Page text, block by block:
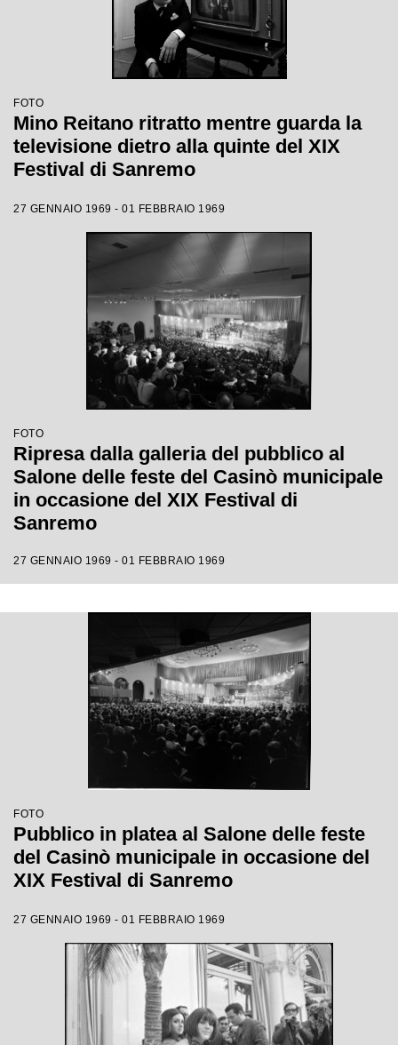
FOTO
Mino Reitano ritratto mentre guarda la
televisione dietro alla quinte del XIX
Festival di Sanremo
27 GENNAIO 1969 - 01 FEBBRAIO 1969
FOTO
Ripresa dalla galleria del pubblico al
Salone delle feste del Casinò municipale
in occasione del XIX Festival di
Sanremo
27 GENNAIO 1969 - 01 FEBBRAIO 1969
FOTO
Pubblico in platea al Salone delle feste
del Casinò municipale in occasione del
XIX Festival di Sanremo
27 GENNAIO 1969 - 01 FEBBRAIO 1969